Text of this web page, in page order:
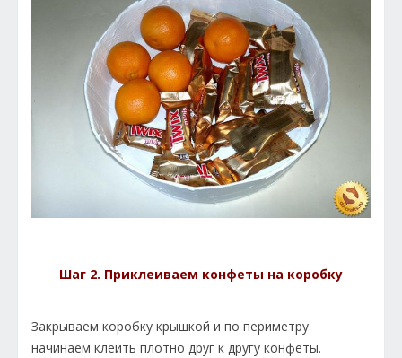
Шаг 2. Приклеиваем конфеты на коробку
Закрываем коробку крышкой и по периметру
начинаем клеить плотно друг к другу конфеты.